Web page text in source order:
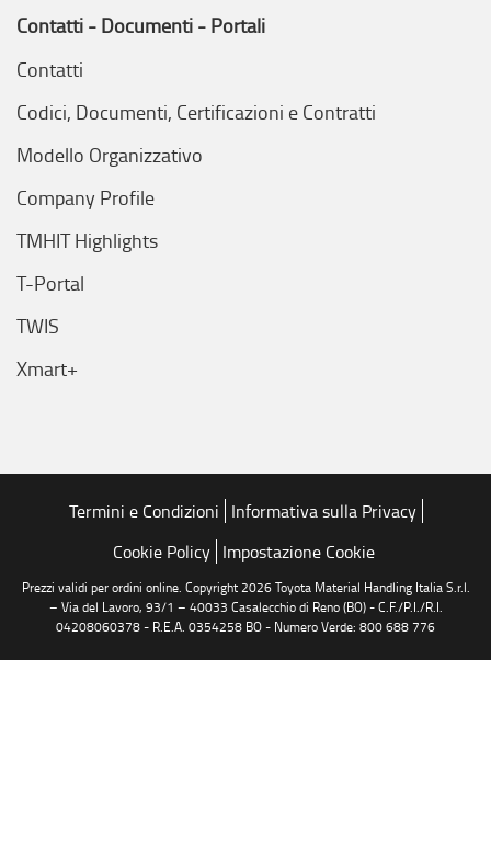
Contatti - Documenti - Portali
Contatti
Codici, Documenti, Certificazioni e Contratti
Modello Organizzativo
Company Profile
TMHIT Highlights
T-Portal
TWIS
Xmart+
Termini e Condizioni Informativa sulla Privacy
Cookie Policy Impostazione Cookie
Prezzi validi per ordini online. Copyright 2026 Toyota Material Handling Italia S.r.l.
– Via del Lavoro, 93/1 – 40033 Casalecchio di Reno (BO) - C.F./P.I./R.I.
04208060378 - R.E.A. 0354258 BO - Numero Verde: 800 688 776